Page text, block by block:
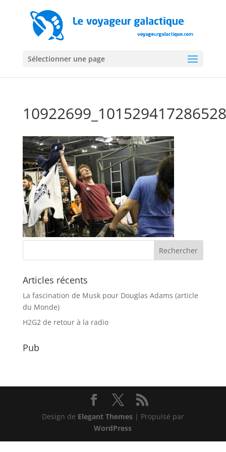
Sélectionner une page
Articles récents
La fascination de Musk pour Douglas Adams (article
du Monde)
H2G2 de retour à la radio
Pub
Design de Elegant Themes| Propulsé par
WordPress